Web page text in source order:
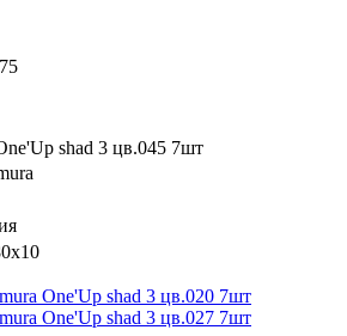
shad 3 цв.045 7шт
One'Up shad 3 цв.020 7шт
One'Up shad 3 цв.027 7шт